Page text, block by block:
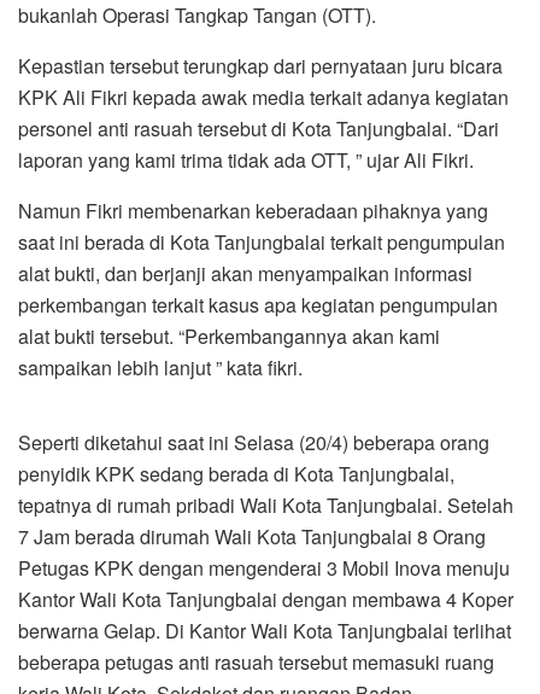
bukanlah Operasi Tangkap Tangan (OTT).
Kepastian tersebut terungkap dari pernyataan juru bicara
KPK Ali Fikri kepada awak media terkait adanya kegiatan
personel anti rasuah tersebut di Kota Tanjungbalai. “Dari
laporan yang kami trima tidak ada OTT, ” ujar Ali Fikri.
Namun Fikri membenarkan keberadaan pihaknya yang
saat ini berada di Kota Tanjungbalai terkait pengumpulan
alat bukti, dan berjanji akan menyampaikan informasi
perkembangan terkait kasus apa kegiatan pengumpulan
alat bukti tersebut. “Perkembangannya akan kami
sampaikan lebih lanjut ” kata fikri.
Seperti diketahui saat ini Selasa (20/4) beberapa orang
penyidik KPK sedang berada di Kota Tanjungbalai,
tepatnya di rumah pribadi Wali Kota Tanjungbalai. Setelah
7 Jam berada dirumah Wali Kota Tanjungbalai 8 Orang
Petugas KPK dengan mengenderai 3 Mobil Inova menuju
Kantor Wali Kota Tanjungbalai dengan membawa 4 Koper
berwarna Gelap. Di Kantor Wali Kota Tanjungbalai terlihat
beberapa petugas anti rasuah tersebut memasuki ruang